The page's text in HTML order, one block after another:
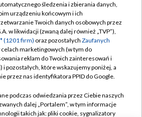
TVP
TVP
Cyfrowa
Regulamin TVP
prywatności
Moje zgody
Pomoc
Kontakt
śledzenia i zbierania danych,
urządzeniu końcowym i ich
Twoich danych osobowych przez
w likwidacji (zwaną dalej również „TVP”),
(1201 firm) oraz pozostałych Zaufanych
celach marketingowych (w tym do
reklam do Twoich zainteresowań i
pozostałych, które wskazujemy poniżej, a
przez nas identyfikatora PPID do Google.
podczas odwiedzania przez Ciebie naszych
dalej „Portalem”, w tym informacje
takich jak: pliki cookie, sygnalizatory